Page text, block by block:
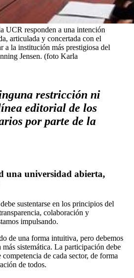
UCR responden a una intención
articulada y concertada con el
a la institución más prestigiosa del
Jensen. (foto Karla
restricción ni
editorial de los
por parte de la
una universidad abierta,
sustentarse en los principios del
colaboración y
impulsando.
de una forma intuitiva, pero debemos
más sistemática. La participación debe
de cada sector, de forma
de todos.